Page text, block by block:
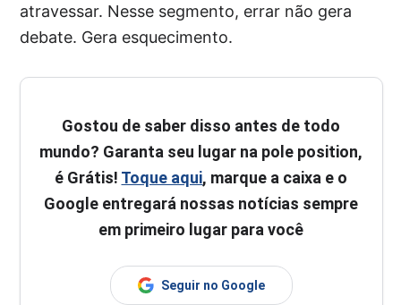
atravessar. Nesse segmento, errar não gera
debate. Gera esquecimento.
Gostou de saber disso antes de todo
mundo? Garanta seu lugar na pole position,
é Grátis! Toque aqui, marque a caixa e o
Google entregará nossas notícias sempre
em primeiro lugar para você
Seguir no Google